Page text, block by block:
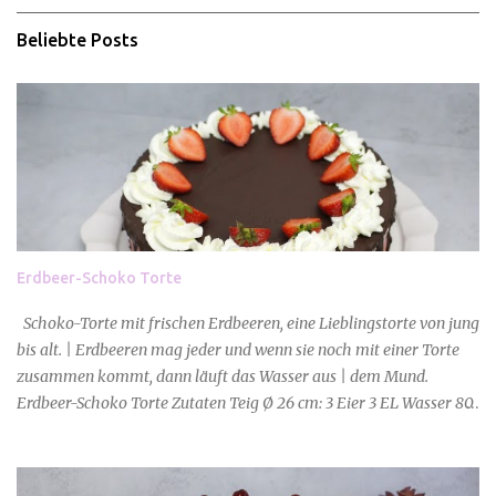
e
Beliebte Posts
Erdbeer-Schoko Torte
Schoko-Torte mit frischen Erdbeeren, eine Lieblingstorte von jung
bis alt. | Erdbeeren mag jeder und wenn sie noch mit einer Torte
zusammen kommt, dann läuft das Wasser aus | dem Mund.
Erdbeer-Schoko Torte Zutaten Teig Ø 26 cm: 3 Eier 3 EL Wasser 80
Agartine 80 ml Wasser 2 EL Zucker 250 g Quark Zutaten Glasur: